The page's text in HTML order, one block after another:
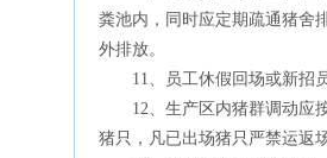
粪池内，同时应定期疏通猪舍
外排放。
11、员工休假回场或新招员
12、生产区内猪群调动应按
猪只，凡已出场猪只严禁运返